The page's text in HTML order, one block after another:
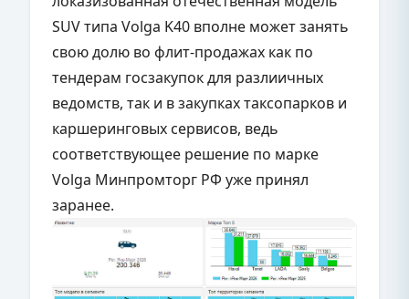
SUV типа Volga K40 вполне может занять
свою долю во флит-продажах как по
тендерам госзакупок для разлиичных
ведомств, так и в закупках таксопарков и
каршеринговых сервисов, ведь
соответствующее решение по марке
Volga Минпромторг РФ уже принял
заранее.